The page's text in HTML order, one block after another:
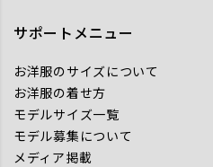
サポートメニュー
お洋服のサイズについて
お洋服の着せ方
モデルサイズ一覧
モデル募集について
メディア掲載